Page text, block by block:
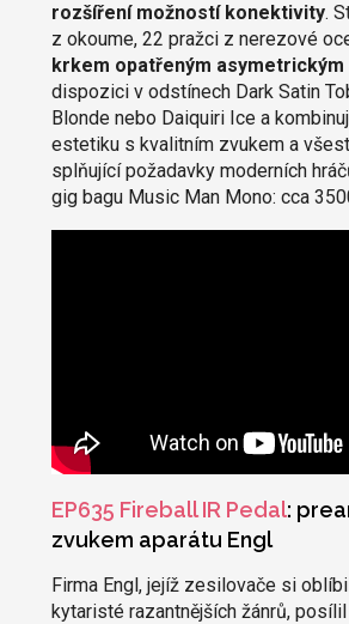
rozšíření možností konektivity.
z okoume, 22 pražci z nerezové
krkem opatřeným
dispozici v odstínech Dark Satin
Blonde nebo Daiquiri Ice a
estetiku s kvalitním zvukem a
splňující požadavky moderních
gig bagu Music Man Mono: cca
EP635 Fireball IR Pedal:
zvukem aparátu Engl
Firma Engl, jejíž zesilovače si
kytaristé razantnějších žánrů,